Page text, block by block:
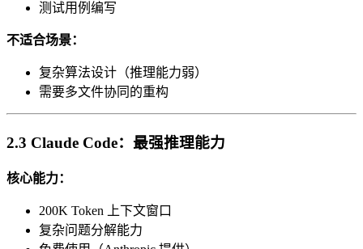
测试用例编写
不适合场景：
复杂算法设计（推理能力弱）
需要多文件协同的重构
2.3 Claude Code：最强推理能力
核心能力：
200K Token 上下文窗口
复杂问题分解能力